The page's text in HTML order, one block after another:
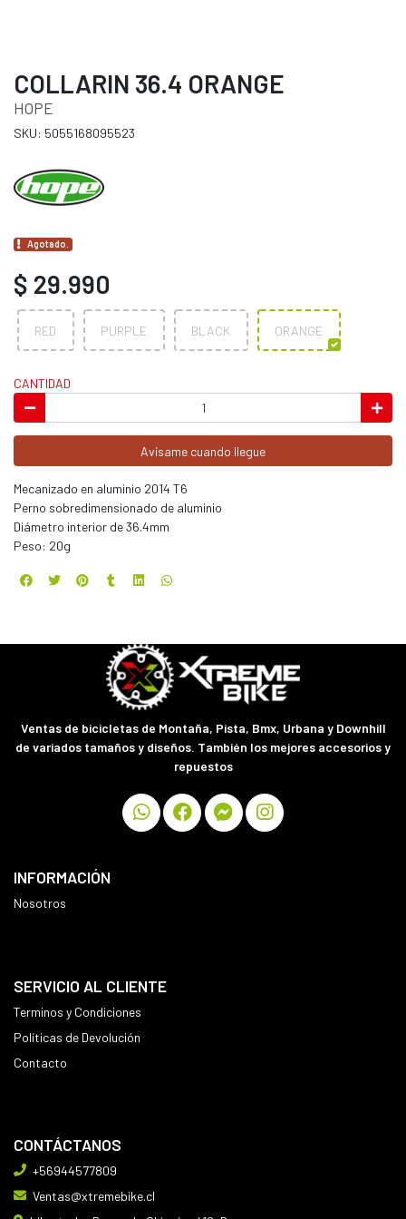
COLLARIN 36.4 ORANGE
HOPE
SKU: 5055168095523
Agotado.
$ 29.990
RED PURPLE BLACK ORANGE
CANTIDAD
Avísame cuando llegue
Mecanizado en aluminio 2014 T6
Perno sobredimensionado de aluminio
Diámetro interior de 36.4mm
Peso: 20g
Ventas de bicicletas de Montaña, Pista, Bmx, Urbana y Downhill
de variados tamaños y diseños. También los mejores accesorios y
repuestos
INFORMACIÓN
Nosotros
SERVICIO AL CLIENTE
Terminos y Condiciones
Políticas de Devolución
Contacto
CONTÁCTANOS
+56944577809
Ventas@xtremebike.cl